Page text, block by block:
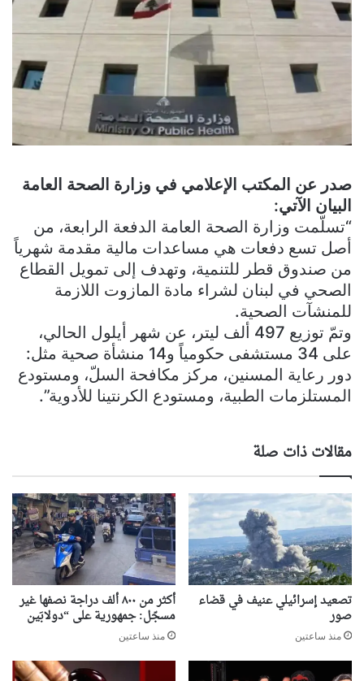
صدر عن المكتب الإعلامي في وزارة الصحة العامة
البيان الآتي:
“تسلّمت وزارة الصحة العامة الدفعة الرابعة، من
أصل تسع دفعات هي مساعدات مالية مقدمة شهرياً
من صندوق قطر للتنمية، وتهدف إلى تمويل القطاع
الصحي في لبنان لشراء مادة المازوت اللازمة
للمنشآت الصحية.
وتمّ توزيع 497 ألف ليتر، عن شهر أيلول الحالي،
على 34 مستشفى حكومياً و14 منشأة صحية مثل:
دور رعاية المسنين، مركز مكافحة السلّ، ومستودع
المستلزمات الطبية، ومستودع الكرنتينا للأدوية”.
مقالات ذات صلة
تصعيد إسرائيلي عنيف في قضاء
صور
منذ ساعتين
أكثر من ٨٠٠ ألف دراجة نصفها غير
مسجّل: جمهورية على “دولابَين
منذ ساعتين